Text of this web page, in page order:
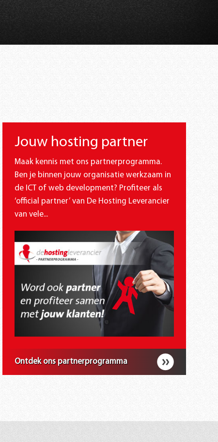
Jouw hosting partner
Maak kennis met ons partnerprogramma.
Ben je binnen jouw organisatie werkzaam in
de ICT of web development? Profiteer als
‘official partner’ van De Hosting Leverancier
van vele...
Ontdek ons partnerprogramma